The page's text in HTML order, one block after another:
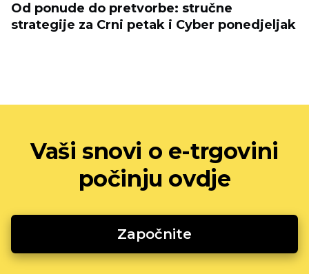
Od ponude do pretvorbe: stručne
strategije za Crni petak i Cyber ​​ponedjeljak
Vaši snovi o e-trgovini
počinju ovdje
Započnite